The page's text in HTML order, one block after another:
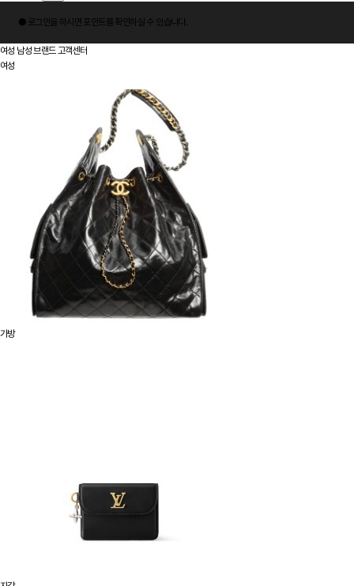
그
인
● 로그인을 하시면 포인트 를 확인하실 수 있습니다.
여성 남성 브랜드 고객센터
여성
가방